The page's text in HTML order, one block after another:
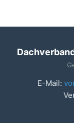
E-Mail: